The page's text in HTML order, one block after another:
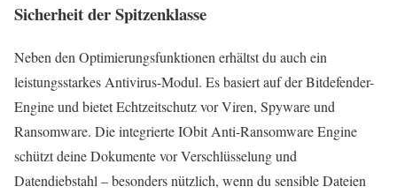
Sicherheit der Spitzenklasse
Neben den Optimierungsfunktionen erhältst du auch ein
leistungsstarkes Antivirus-Modul. Es basiert auf der Bitdefender-
Engine und bietet Echtzeitschutz vor Viren, Spyware und
Ransomware. Die integrierte IObit Anti-Ransomware Engine
schützt deine Dokumente vor Verschlüsselung und
Datendiebstahl – besonders nützlich, wenn du sensible Dateien